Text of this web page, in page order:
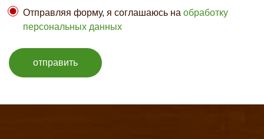
Отправляя форму, я соглашаюсь на обработку
персональных данных
отправить